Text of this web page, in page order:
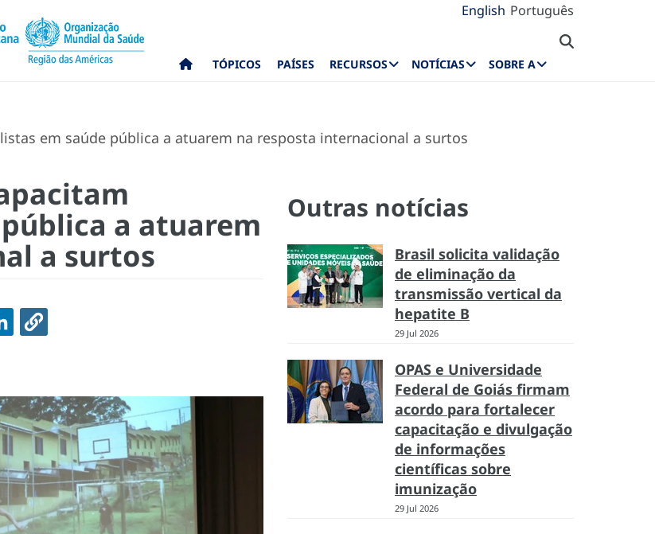
English Português
TÓPICOS PAÍSES RECURSOS NOTÍCIAS SOBRE A
em saúde pública a atuarem na resposta internacional a surtos
a atuarem
a surtos
Outras notícias
Brasil solicita validação
de eliminação da
transmissão vertical da
hepatite B
29 Jul 2026
OPAS e Universidade
Federal de Goiás firmam
acordo para fortalecer
capacitação e divulgação
de informações
científicas sobre
imunização
29 Jul 2026